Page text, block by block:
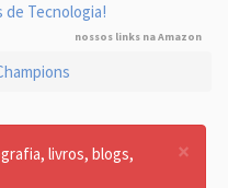
de Tecnologia!
nossos links na Amazon
×
livros, blogs,